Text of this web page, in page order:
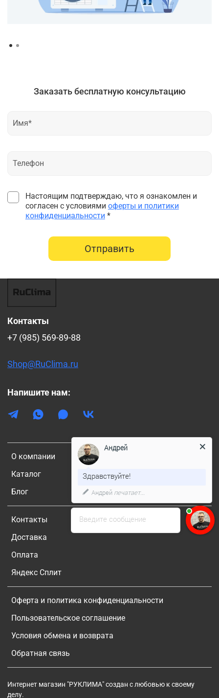
Заказать бесплатную консультацию
Настоящим подтверждаю, что я ознакомлен и
согласен с условиями оферты и политики
конфиденциальности *
Отправить
О компании
Каталог
Блог
Контакты
Доставка
Оплата
Яндекс Сплит
Оферта и политика конфиденциальности
Пользовательское соглашение
Условия обмена и возврата
Обратная связь
Контакты
+7 (985) 569-89-88
Shop@RuClima.ru
Напишите нам:
Интернет магазин "РУКЛИМА" создан с любовью к своему
делу.
Введите сообщение
Андрей
Здравствуйте!
Андрей печатает...